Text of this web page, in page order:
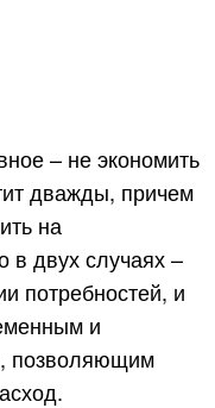
– не экономить
дважды, причем
на
в двух случаях –
потребностей, и
и
позволяющим